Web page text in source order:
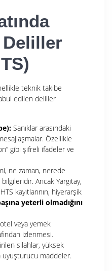
Deliller
teknik takibe
edilen deliller
Sanıklar arasındaki
Özellikle
gibi şifreli ifadeler ve
ne zaman, nerede
bilgileridir. Ancak Yargıtay,
kayıtlarının, hiyerarşik
yeterli olmadığını
otel veya yemek
izlenmesi.
silahlar, yüksek
uyuşturucu maddeler.